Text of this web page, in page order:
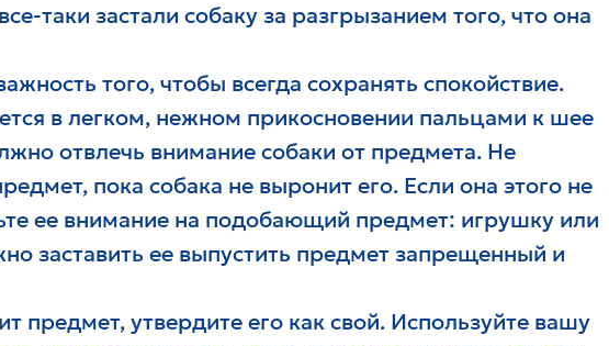
таки застали собаку за разгрызанием того, что она
того, чтобы всегда сохранять спокойствие.
в легком, нежном прикосновении пальцами к шее
отвлечь внимание собаки от предмета. Не
пока собака не выронит его. Если она этого не
ее внимание на подобающий предмет: игрушку или
заставить ее выпустить предмет запрещенный и
предмет, утвердите его как свой. Используйте вашу